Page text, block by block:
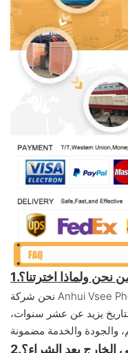
نحن ولماذا اخترتنا؟
نحن شركة Anhui Vsee Photoelectric Technology Co.، Ltd.
بتاريخ يزيد عن عشر سنوات،
2.الخارج بعد الشراء؟